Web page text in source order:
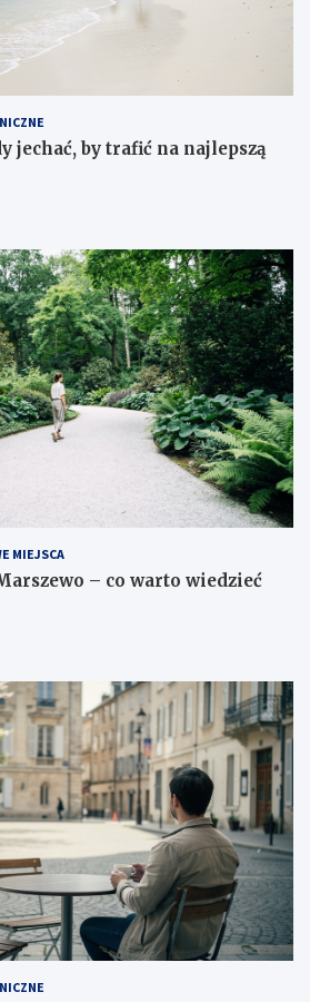
jechać, by trafić na najlepszą
MIEJSCA
– co warto wiedzieć